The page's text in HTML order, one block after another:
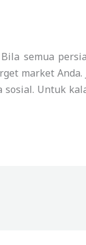
semua
market
Untuk